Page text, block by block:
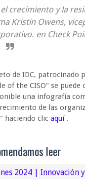
crecimiento y la
Kristin Owens,
en Check
de IDC, patrocinado
of the CISO" se puede
una infografía
de las
haciendo clic aquí .
leer
2024 | Innovación